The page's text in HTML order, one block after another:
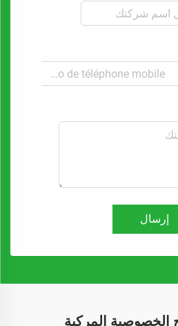
إرسال
الخصوصية المركبة